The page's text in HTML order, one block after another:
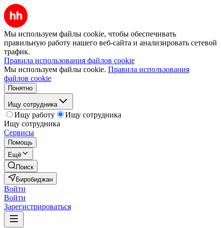
Мы используем файлы cookie, чтобы обеспечивать
правильную работу нашего веб-сайта и анализировать сетевой
трафик.
Правила использования файлов cookie
Мы используем файлы cookie. Правила использования
файлов cookie
Понятно
Ищу сотрудника
Ищу работу
Ищу сотрудника
Ищу сотрудника
Сервисы
Помощь
Ещё
Поиск
Биробиджан
Войти
Войти
Зарегистрироваться